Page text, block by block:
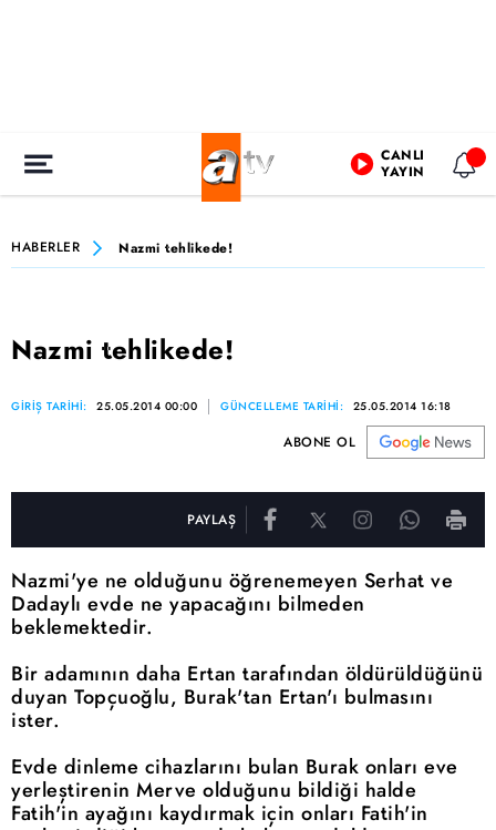
CANLI
YAYIN
HABERLER Nazmi tehlikede!
Nazmi tehlikede!
GİRİŞ TARİHİ: 25.05.2014 00:00 GÜNCELLEME TARİHİ: 25.05.2014 16:18
ABONE OL
PAYLAŞ
Nazmi'ye ne olduğunu öğrenemeyen Serhat ve
Dadaylı evde ne yapacağını bilmeden
beklemektedir.
Bir adamının daha Ertan tarafından öldürüldüğünü
duyan Topçuoğlu, Burak'tan Ertan'ı bulmasını
ister.
Evde dinleme cihazlarını bulan Burak onları eve
yerleştirenin Merve olduğunu bildiği halde
Fatih'in ayağını kaydırmak için onları Fatih'in